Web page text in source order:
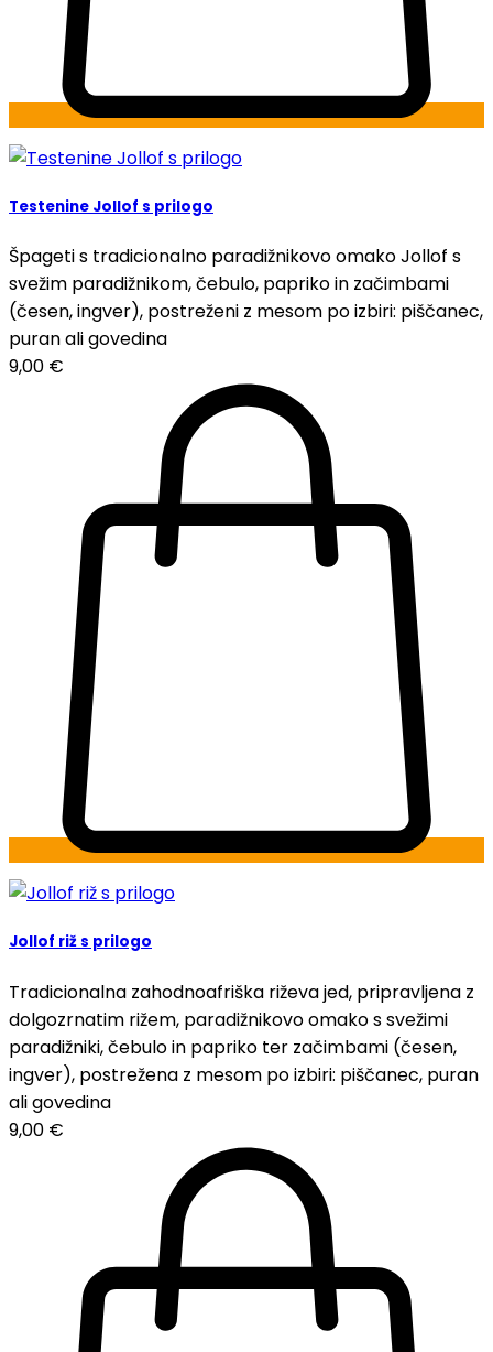
Testenine Jollof s prilogo
Špageti s tradicionalno paradižnikovo omako Jollof s
svežim paradižnikom, čebulo, papriko in začimbami
(česen, ingver), postreženi z mesom po izbiri: piščanec,
puran ali govedina
9,00 €
Jollof riž s prilogo
Tradicionalna zahodnoafriška riževa jed, pripravljena z
dolgozrnatim rižem, paradižnikovo omako s svežimi
paradižniki, čebulo in papriko ter začimbami (česen,
ingver), postrežena z mesom po izbiri: piščanec, puran
ali govedina
9,00 €